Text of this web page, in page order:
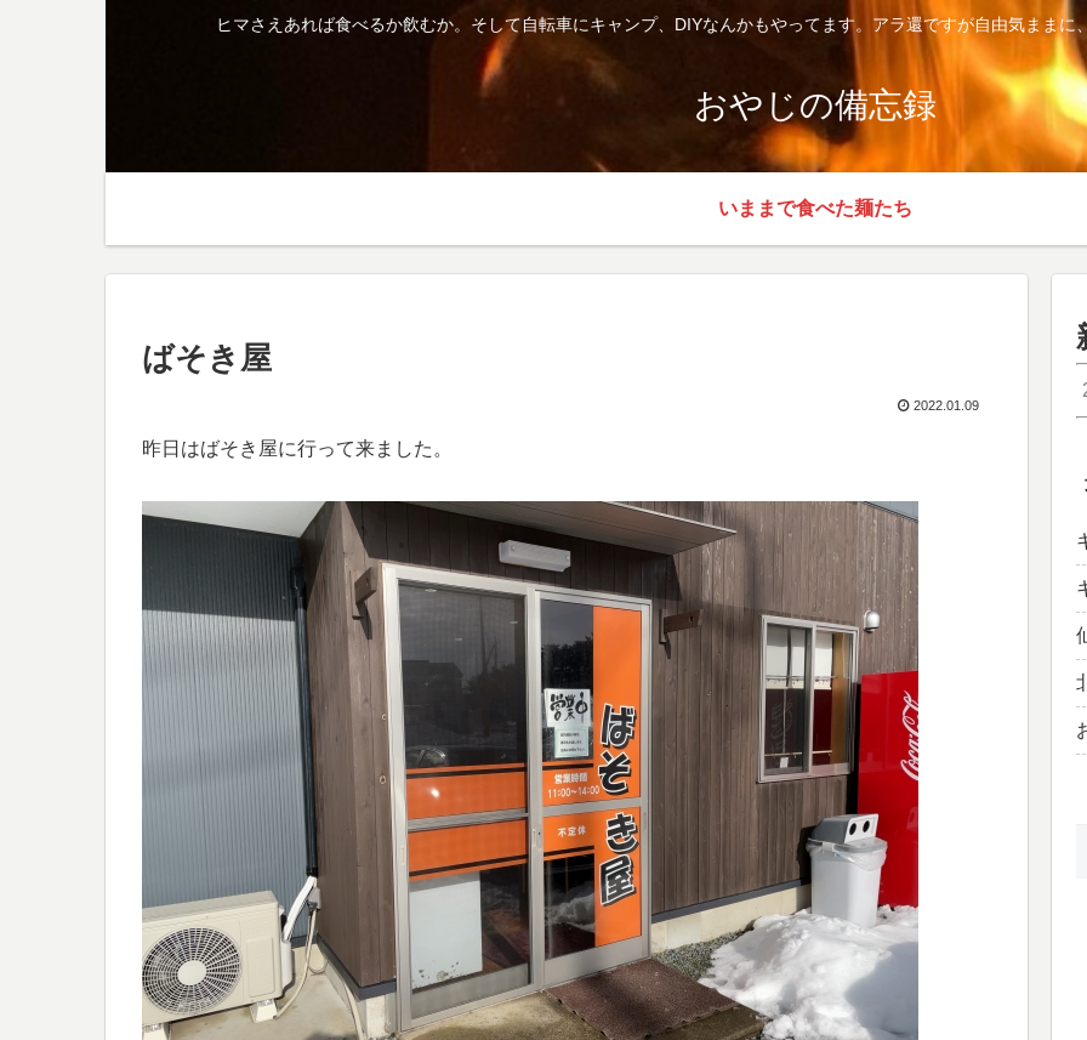
ヒマさえあれば食べるか飲むか。そして自転車にキャンプ、DIYなんかもやってます。アラ還ですが自由気まま
おやじの備忘録
いままで食べた麺たち
ばそき屋
2022.01.09
昨日はばそき屋に行って来ました。